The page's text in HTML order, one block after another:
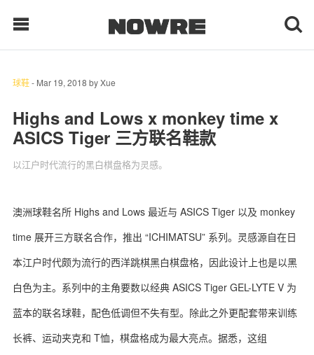
现客视点
时 尚
球 鞋
生 活
球鞋- Mar 19, 2018 byXue
Highs and Lows x monkey time x
ASICS Tiger 三方联名鞋款
以江户时代流行的黑白棋盘格为灵感。
澳洲球鞋名所 Highs and Lows 最近与 ASICS Tiger 以及 monkey
time 展开三方联名合作，推出 “ICHIMATSU” 系列。灵感源自在日
本江户时代颇为流行的西洋跳棋黑白棋盘格，因此设计上也是以黑
白色为主。系列中的主角要数以经典 ASICS Tiger GEL-LYTE V 为
蓝本的联名球鞋，配色低调但不失有型。除此之外更配套带来训练
长裤、运动夹克和 T恤，棋盘格成为最大亮点。据悉，这组